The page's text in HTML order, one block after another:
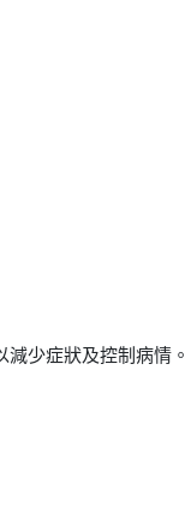
少症狀及控制病情。